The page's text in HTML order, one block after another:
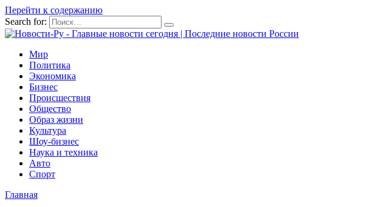
Перейти к содержанию
Search for:
Мир
Политика
Экономика
Бизнес
Происшествия
Общество
Образ жизни
Культура
Шоу-бизнес
Наука и техника
Авто
Спорт
Главная